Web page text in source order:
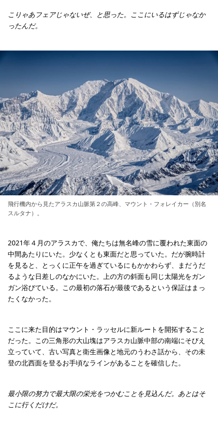
こりゃあフェアじゃないぜ、と思った。ここにいるはずじゃなか
ったんだ。
飛行機内から見たアラスカ山脈第２の高峰、マウント・フォレイカー（別名
スルタナ）。
2021年４月のアラスカで、俺たちは無名峰の雪に覆われた東面の
中間あたりにいた。少なくとも東面だと思っていた。だが腕時計
を見ると、とっくに正午を過ぎているにもかかわらず、まだうだ
るような日差しのなかにいた。上の方の斜面も同じ太陽光をガン
ガン浴びている。この最初の落石が最後であるという保証はまっ
たくなかった。
ここに来た目的はマウント・ラッセルに新ルートを開拓すること
だった。この三角形の大山塊はアラスカ山脈中部の南端にそびえ
立っていて、古い写真と衛生画像と地元のうわさ話から、その未
登の北西面を登るお手頃なラインがあることを確信した。
最小限の努力で最大限の栄光をつかむことを見込んだ。あとはそ
こに行くだけだ。